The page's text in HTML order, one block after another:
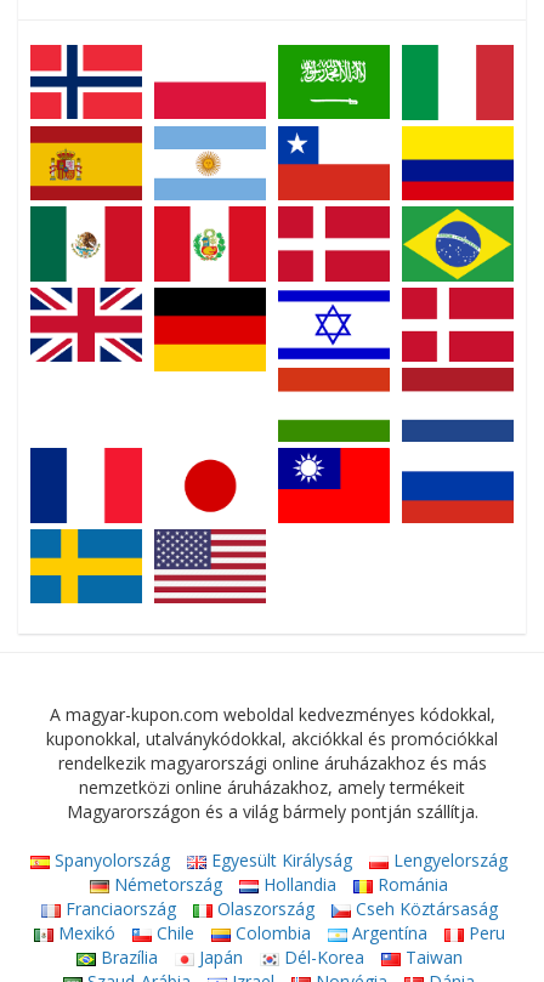
A magyar-kupon.com weboldal kedvezményes kódokkal,
kuponokkal, utalványkódokkal, akciókkal és promóciókkal
rendelkezik magyarországi online áruházakhoz és más
nemzetközi online áruházakhoz, amely termékeit
Magyarországon és a világ bármely pontján szállítja.
Spanyolország Egyesült Királyság
Lengyelország
Németország
Hollandia
Románia
Franciaország
Olaszország
Cseh Köztársaság
Mexikó
Chile Colombia Argentína
Peru
Brazília
Japán Dél-Korea
Taiwan